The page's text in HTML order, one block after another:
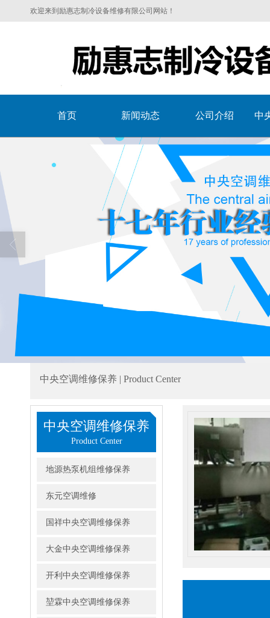
欢迎来到励惠志制冷设备维修有限公司网站！
首页 新闻动态 公司介绍 中
中央空调维修保养 | Product Center
中央空调维修保养
Product Center
地源热泵机组维修保养
东元空调维修
国祥中央空调维修保养
大金中央空调维修保养
开利中央空调维修保养
堃霖中央空调维修保养